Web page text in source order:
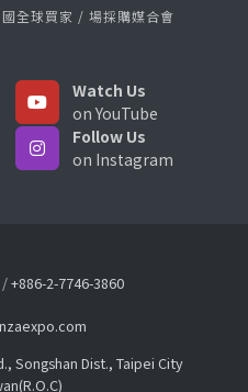
國全球買家 / 場採購媒合會
Watch Us
on YouTube
Follow Us
on Instagram
/+886-2-7746-3860
Songshan Dist., Taipei City